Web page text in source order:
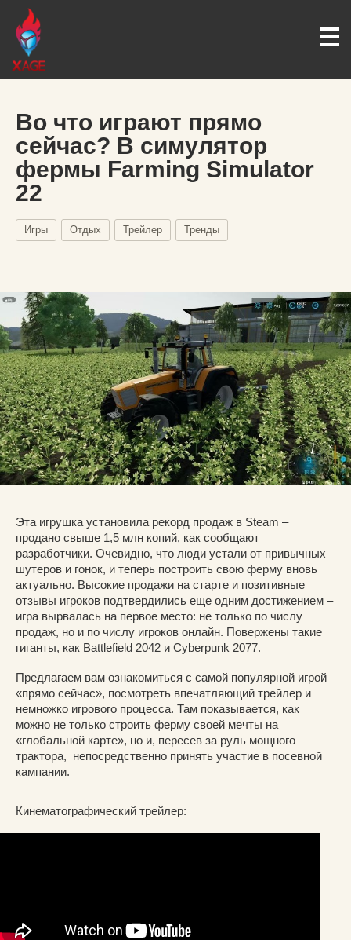
Во что играют прямо
сейчас? В симулятор
фермы Farming Simulator
22
Игры Отдых Трейлер Тренды
Эта игрушка установила рекорд продаж в Steam –
продано свыше 1,5 млн копий, как сообщают
разработчики. Очевидно, что люди устали от привычных
шутеров и гонок, и теперь построить свою ферму вновь
актуально. Высокие продажи на старте и позитивные
отзывы игроков подтвердились еще одним достижением –
игра вырвалась на первое место: не только по числу
продаж, но и по числу игроков онлайн. Повержены такие
гиганты, как Battlefield 2042 и Cyberpunk 2077.
Предлагаем вам ознакомиться с самой популярной игрой
«прямо сейчас», посмотреть впечатляющий трейлер и
немножко игрового процесса. Там показывается, как
можно не только строить ферму своей мечты на
«глобальной карте», но и, пересев за руль мощного
трактора, непосредственно принять участие в посевной
кампании.
Кинематографический трейлер: